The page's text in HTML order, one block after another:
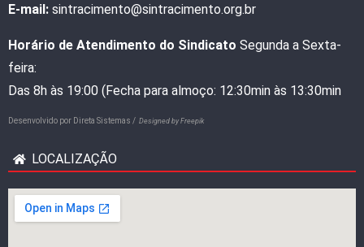
E-mail: sintracimento@sintracimento.org.br
Horário de Atendimento do Sindicato Segunda a Sexta-
feira:
Das 8h às 19:00 (Fecha para almoço: 12:30min às 13:30min
Desenvolvido por Direta Sistemas / Designed by Freepik
LOCALIZAÇÃO